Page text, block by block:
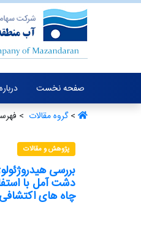
صفحه نخست
>گروه مقالات ‏ >
پژوهش و مقالات
بررسی
دشت آمل با
چاه های اکتشافی